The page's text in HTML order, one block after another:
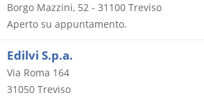
Borgo Mazzini, 52 - 31100 Treviso
Aperto su appuntamento.
Edilvi S.p.a.
Via Roma 164
31050 Treviso